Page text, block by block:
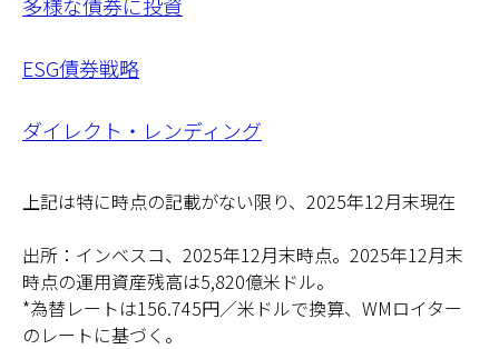
ESG債券戦略
ダイレクト・レンディング
上記は特に時点の記載がない限り、2025年12月末現在
出所：インベスコ、2025年12月末時点。2025年12月末
時点の運用資産残高は5,820億米ドル。
*為替レートは156.745円／米ドルで換算、WMロイター
のレートに基づく。